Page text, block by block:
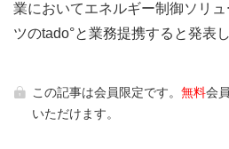
業においてエネルギー制御ソリ
ツのtado°と業務提携すると発表
この記事は会員限定です。 無料会
いただけます。